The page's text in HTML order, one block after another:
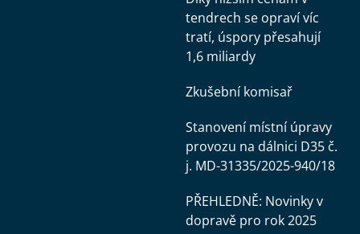
tendrech se opraví víc
tratí, úspory přesahují
1,6 miliardy
Zkušební komisař
Stanovení místní úpravy
provozu na dálnici D35 č.
j. MD-31335/2025-940/18
PŘEHLEDNĚ: Novinky v
dopravě pro rok 2025